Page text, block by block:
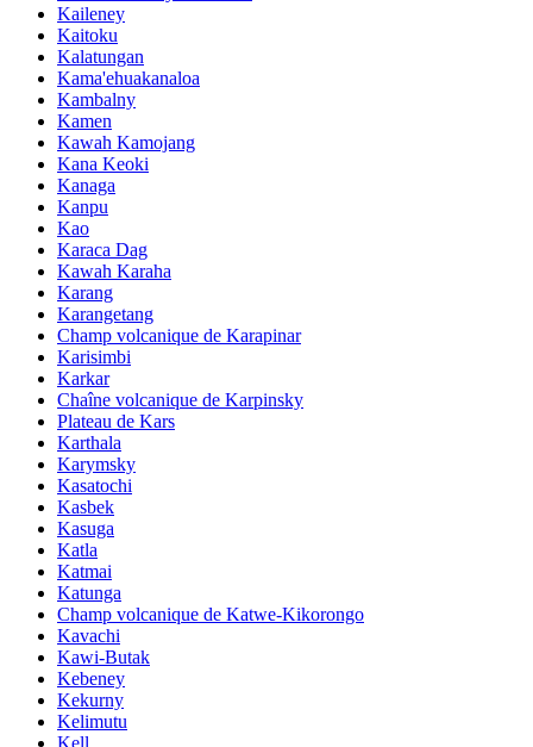
Kaileney
Kaitoku
Kalatungan
Kama'ehuakanaloa
Kambalny
Kamen
Kawah Kamojang
Kana Keoki
Kanaga
Kanpu
Kao
Karaca Dag
Kawah Karaha
Karang
Karangetang
Champ volcanique de Karapinar
Karisimbi
Karkar
Chaîne volcanique de Karpinsky
Plateau de Kars
Karthala
Karymsky
Kasatochi
Kasbek
Kasuga
Katla
Katmai
Katunga
Champ volcanique de Katwe-Kikorongo
Kavachi
Kawi-Butak
Kebeney
Kekurny
Kelimutu
Kell